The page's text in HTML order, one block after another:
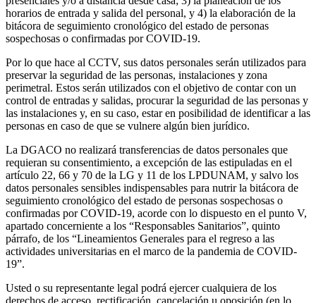
horarios de entrada y salida del personal, y 4) la elaboración de la
bitácora de seguimiento cronológico del estado de personas
sospechosas o confirmadas por COVID-19.
Por lo que hace al CCTV, sus datos personales serán utilizados para
preservar la seguridad de las personas, instalaciones y zona
perimetral. Estos serán utilizados con el objetivo de contar con un
control de entradas y salidas, procurar la seguridad de las personas y
las instalaciones y, en su caso, estar en posibilidad de identificar a las
personas en caso de que se vulnere algún bien jurídico.
La DGACO no realizará transferencias de datos personales que
requieran su consentimiento, a excepción de las estipuladas en el
artículo 22, 66 y 70 de la LG y 11 de los LPDUNAM, y salvo los
datos personales sensibles indispensables para nutrir la bitácora de
seguimiento cronológico del estado de personas sospechosas o
confirmadas por COVID-19, acorde con lo dispuesto en el punto V,
apartado concerniente a los “Responsables Sanitarios”, quinto
párrafo, de los “Lineamientos Generales para el regreso a las
actividades universitarias en el marco de la pandemia de COVID-
19”.
Usted o su representante legal podrá ejercer cualquiera de los